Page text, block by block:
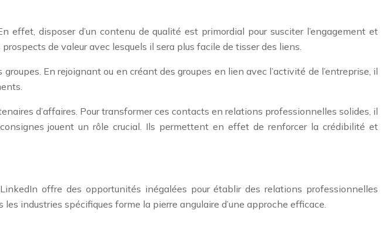
disposer d’un contenu de qualité est primordial pour susciter l’engagement et
de valeur avec lesquels il sera plus facile de tisser des liens.
En rejoignant ou en créant des groupes en lien avec l’activité de l’entreprise, il
d’affaires. Pour transformer ces contacts en relations professionnelles solides, il
jouent un rôle crucial. Ils permettent en effet de renforcer la crédibilité et
offre des opportunités inégalées pour établir des relations professionnelles
industries spécifiques forme la pierre angulaire d’une approche efficace.